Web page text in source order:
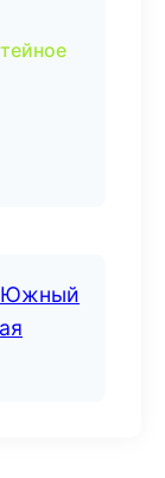
Южный